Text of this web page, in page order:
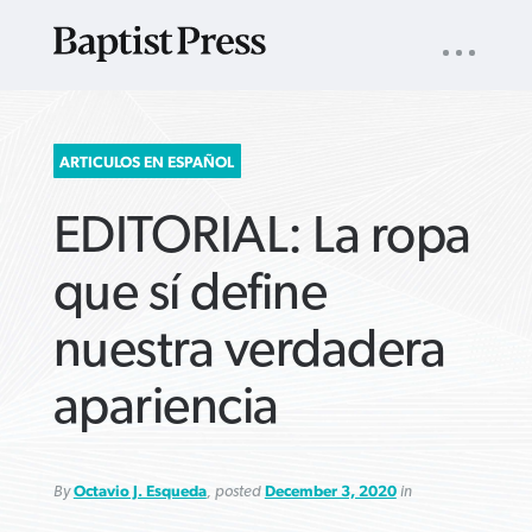
SEARCH
FOR:
NAV
ARTICULOS EN ESPAÑOL
EDITORIAL: La ropa
que sí define
nuestra verdadera
apariencia
ByOctavio J. Esqueda, posted December 3, 2020in